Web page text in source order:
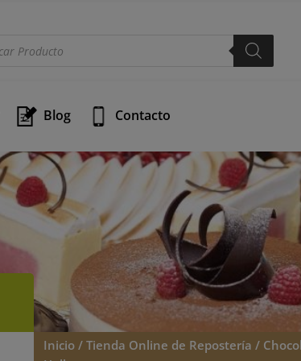
Blog Contacto
Inicio /Tienda Online de Repostería /